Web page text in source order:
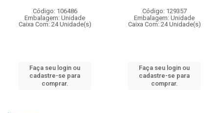
Código: 106486
Embalagem: Unidade
Caixa Com: 24 Unidade(s)
Faça seu login ou
cadastre-se para
comprar.
Código: 129357
Embalagem: Unidade
Caixa Com: 24 Unidade(s)
Faça seu login ou
cadastre-se para
comprar.